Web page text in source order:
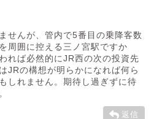
せんが、管内で5番目の乗降客数
周囲に控える三ノ宮駅ですか
れば必然的にJR西の次の投資先
JRの構想が明らかになれば何ら
しれません。期待し過ぎずに待
返信